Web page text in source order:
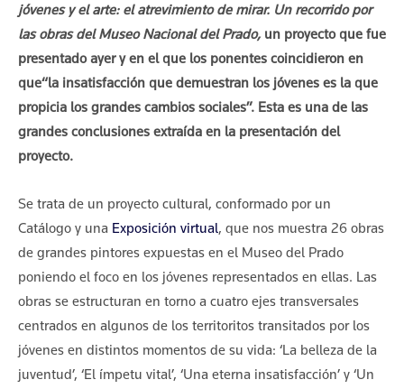
jóvenes y el arte: el atrevimiento de mirar. Un recorrido por
las obras del Museo Nacional del Prado, un proyecto que fue
presentado ayer y en el que los ponentes coincidieron en
que“la insatisfacción que demuestran los jóvenes es la que
propicia los grandes cambios sociales”. Esta es una de las
grandes conclusiones extraída en la presentación del
proyecto.
Se trata de un proyecto cultural, conformado por un
Catálogo y una Exposición virtual, que nos muestra 26 obras
de grandes pintores expuestas en el Museo del Prado
poniendo el foco en los jóvenes representados en ellas. Las
obras se estructuran en torno a cuatro ejes transversales
centrados en algunos de los territoritos transitados por los
jóvenes en distintos momentos de su vida: ‘La belleza de la
juventud’, ‘El ímpetu vital’, ‘Una eterna insatisfacción’ y ‘Un